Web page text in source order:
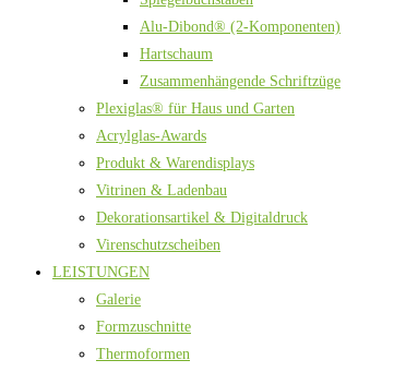
Alu-Dibond® (2-Komponenten)
Hartschaum
Zusammenhängende Schriftzüge
Plexiglas® für Haus und Garten
Acrylglas-Awards
Produkt & Warendisplays
Vitrinen & Ladenbau
Dekorationsartikel & Digitaldruck
Virenschutzscheiben
LEISTUNGEN
Galerie
Formzuschnitte
Thermoformen